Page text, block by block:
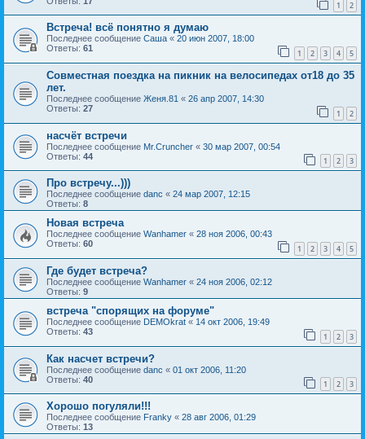
1 2
Встреча! всё понятно я думаю
Последнее сообщение Саша « 20 июн 2007, 18:00
Ответы: 61 1 2 3 4 5
Совместная поездка на пикник на велосипедах от18 до 35
лет.
Последнее сообщение Женя.81 « 26 апр 2007, 14:30
Ответы: 27 1 2
насчёт встречи
Последнее сообщение Mr.Cruncher « 30 мар 2007, 00:54
Ответы: 44 1 2 3
Про встречу...)))
Последнее сообщение danc « 24 мар 2007, 12:15
Ответы: 8
Новая встреча
Последнее сообщение Wanhamer « 28 ноя 2006, 00:43
Ответы: 60 1 2 3 4 5
Где будет встреча?
Последнее сообщение Wanhamer « 24 ноя 2006, 02:12
Ответы: 9
встреча "спорящих на форуме"
Последнее сообщение DEMOkrat « 14 окт 2006, 19:49
Ответы: 43 1 2 3
Как насчет встречи?
Последнее сообщение danc « 01 окт 2006, 11:20
Ответы: 40 1 2 3
Хорошо погуляли!!!
Последнее сообщение Franky « 28 авг 2006, 01:29
Ответы: 13